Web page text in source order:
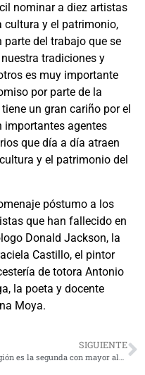
nominar a diez artistas
cultura y el patrimonio,
del trabajo que se
tradiciones y
es muy importante
por parte de la
un gran cariño por el
importantes agentes
que día a día atraen
y el patrimonio del
póstumo a los
que han fallecido en
Donald Jackson, la
Castillo, el pintor
de totora Antonio
la poeta y docente
Moya.
SIGUIENTE